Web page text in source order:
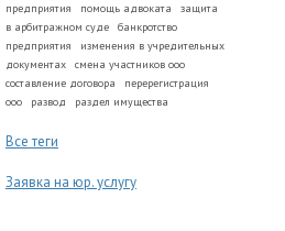
предприятия
помощь адвоката
защита
в арбитражном суде
банкротство
предприятия
изменения в учредительных
документах
смена участников ооо
составление договора
перерегистрация
ооо
развод раздел имущества
Все теги
Заявка на юр. услугу